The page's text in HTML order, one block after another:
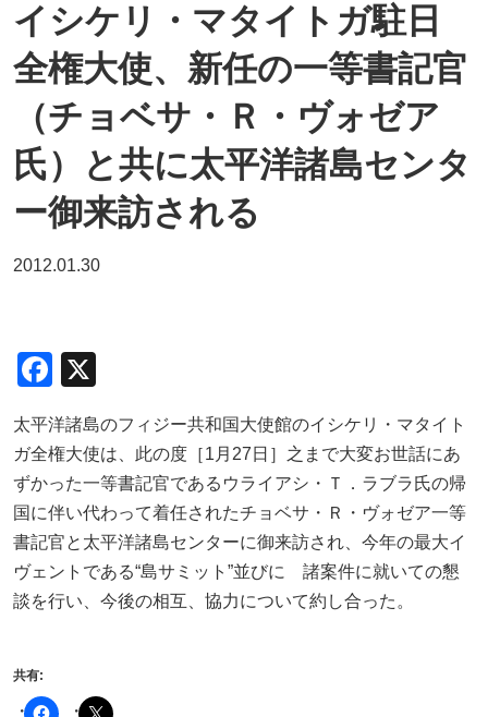
イシケリ・マタイトガ駐日
全権大使、新任の一等書記官
（チョベサ・Ｒ・ヴォゼア
氏）と共に太平洋諸島センタ
ー御来訪される
2012.01.30
F
c
e
b
o
o
k
太平洋諸島のフィジー共和国大使館のイシケリ・マタイト
ガ全権大使は、此の度［1月27日］之まで大変お世話にあ
ずかった一等書記官であるウライアシ・Ｔ．ラブラ氏の帰
国に伴い代わって着任されたチョベサ・Ｒ・ヴォゼア一等
書記官と太平洋諸島センターに御来訪され、今年の最大イ
ヴェントである“島サミット”並びに 諸案件に就いての懇
談を行い、今後の相互、協力について約し合った。
共有: